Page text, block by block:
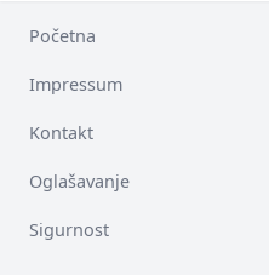
Početna
Impressum
Kontakt
Oglašavanje
Sigurnost